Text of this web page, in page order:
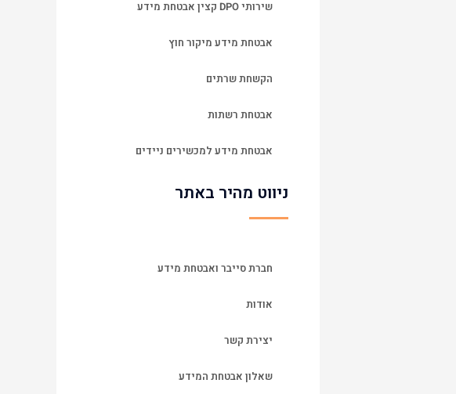
שירותי DPO קצין אבטחת מידע
אבטחת מידע מיקור חוץ
הקשחת שרתים
אבטחת רשתות
אבטחת מידע למכשירים ניידים
ניווט מהיר באתר
חברת סייבר ואבטחת מידע
אודות
יצירת קשר
שאלון אבטחת המידע